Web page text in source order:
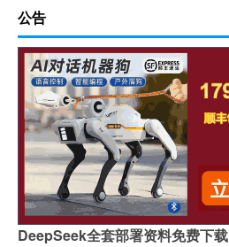
公告
DeepSeek全套部署资料免费下载